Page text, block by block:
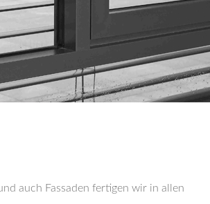
auch Fassaden fertigen wir in allen